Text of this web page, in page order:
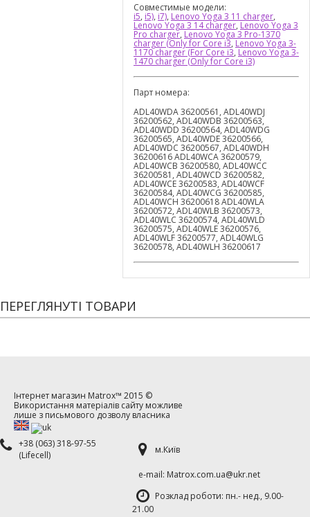
Совместимые модели:
i5, i5), i7), Lenovo Yoga 3 11 charger,
Lenovo Yoga 3 14 charger, Lenovo Yoga 3
Pro charger, Lenovo Yoga 3 Pro-1370
charger (Only for Core i3, Lenovo Yoga 3-
1170 charger (For Core i3, Lenovo Yoga 3-
1470 charger (Only for Core i3)
Парт номера:
ADL40WDA 36200561, ADL40WDJ
36200562, ADL40WDB 36200563,
ADL40WDD 36200564, ADL40WDG
36200565, ADL40WDE 36200566,
ADL40WDC 36200567, ADL40WDH
36200616 ADL40WCA 36200579,
ADL40WCB 36200580, ADL40WCC
36200581, ADL40WCD 36200582,
ADL40WCE 36200583, ADL40WCF
36200584, ADL40WCG 36200585,
ADL40WCH 36200618 ADL40WLA
36200572, ADL40WLB 36200573,
ADL40WLC 36200574, ADL40WLD
36200575, ADL40WLE 36200576,
ADL40WLF 36200577, ADL40WLG
36200578, ADL40WLH 36200617
ПЕРЕГЛЯНУТІ ТОВАРИ
Інтернет магазин Matrox™ 2015 ©
Використання матеріалів сайту можливе
лише з письмового дозволу власника
+38 (063) 318-97-55
(Lifecell)
м.Київ
е-mаil: Matrox.com.ua@ukr.net
Розклад роботи: пн.- нед., 9.00-
21.00